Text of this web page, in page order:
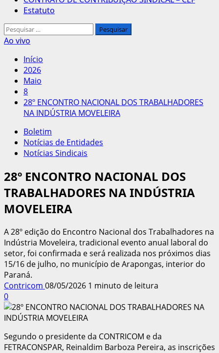
Estatuto
Pesquisar
por:
Ao vivo
Início
2026
Maio
8
28º ENCONTRO NACIONAL DOS TRABALHADORES
NA INDÚSTRIA MOVELEIRA
Boletim
Notícias de Entidades
Notícias Sindicais
28º ENCONTRO NACIONAL DOS
TRABALHADORES NA INDÚSTRIA
MOVELEIRA
A 28º edição do Encontro Nacional dos Trabalhadores na
Indústria Moveleira, tradicional evento anual laboral do
setor, foi confirmada e será realizada nos próximos dias
15/16 de julho, no município de Arapongas, interior do
Paraná.
Contricom 08/05/2026 1 minuto de leitura
0
Segundo o presidente da CONTRICOM e da
FETRACONSPAR, Reinaldim Barboza Pereira, as inscrições